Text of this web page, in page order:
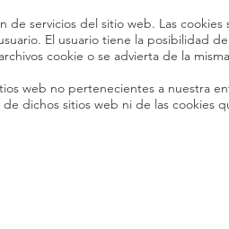
servicios del sitio web. Las cookies
El usuario tiene la posibilidad
cookie o se advierta de la
web no pertenecientes a nuestra
dichos sitios web ni de las cookies